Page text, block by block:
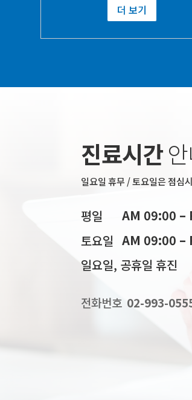
더 보기
진료시간
일요일 휴무 / 토요일은 점심
평일 AM 09:00 –
토요일 AM 09:00 –
일요일, 공휴일 휴진
전화번호 02-993-